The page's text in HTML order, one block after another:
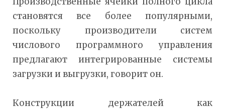
становятся все более популярными,
поскольку производители систем
числового программного управления
предлагают интегрированные системы
загрузки и выгрузки, говорит он.
Конструкции держателей как